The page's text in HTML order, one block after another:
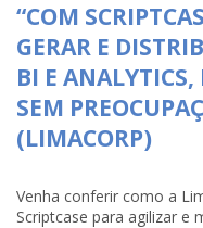
“COM
GERAR E
BI E
SEM
(LIMACORP)
Venha conferir como a
Scriptcase para agilizar e